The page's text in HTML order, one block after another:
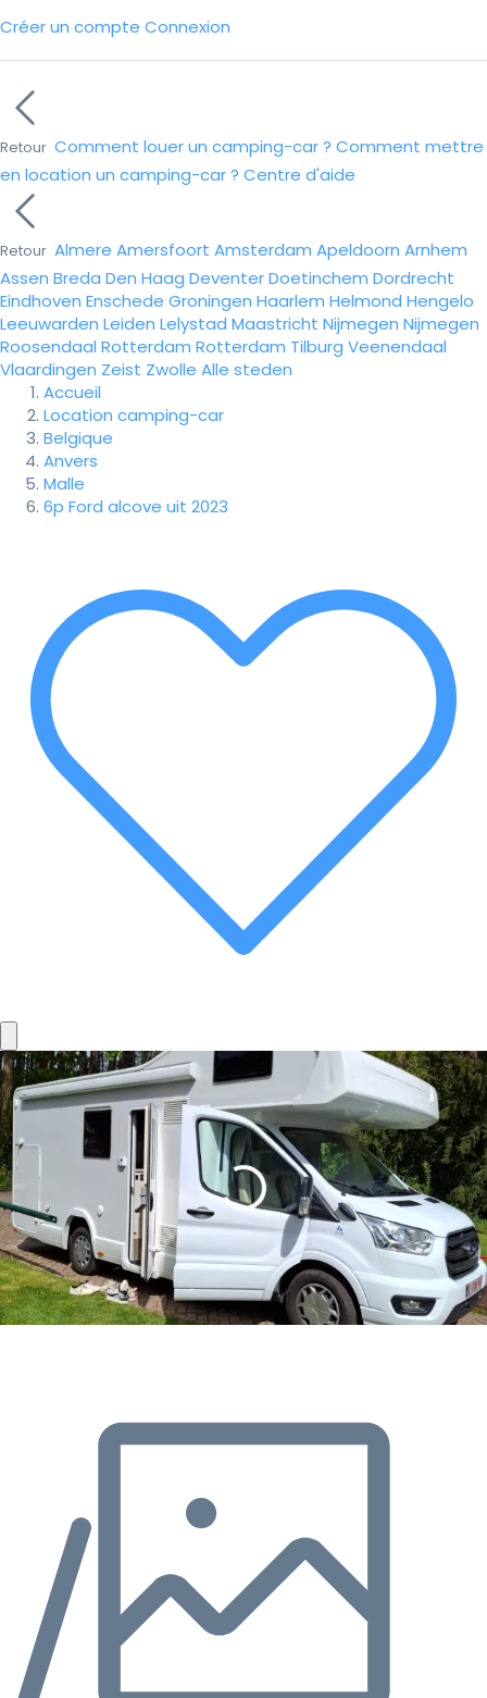
Créer un compte Connexion
Retour Comment louer un camping-car ? Comment mettre
en location un camping-car ? Centre d'aide
Retour Almere Amersfoort Amsterdam Apeldoorn Arnhem
Assen Breda Den Haag DeventerDoetinchem Dordrecht
Eindhoven Enschede Groningen Haarlem Helmond Hengelo
Leeuwarden Leiden Lelystad Maastricht Nijmegen Nijmegen
Roosendaal Rotterdam Rotterdam Tilburg Veenendaal
Vlaardingen Zeist Zwolle Alle steden
Accueil
Location camping-car
Belgique
Anvers
Malle
6p Ford alcove uit 2023